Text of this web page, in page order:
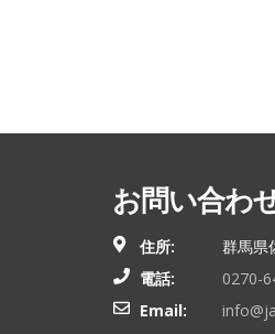
お問い合わ
住所:
群馬県
電話:
0270-
Email: